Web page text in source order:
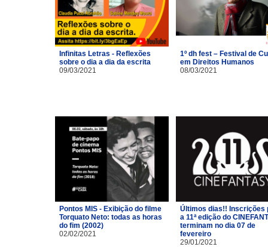
Infinitas Letras - Reflexões
sobre o dia a dia da escrita
09/03/2021
1º dh fest – Festival de
em Direitos Humanos
08/03/2021
Pontos MIS - Exibição do filme
Torquato Neto: todas as horas
do fim (2002)
02/02/2021
Últimos dias!! Inscrições
a 11ª edição do
terminam no dia 07 de
fevereiro
29/01/2021